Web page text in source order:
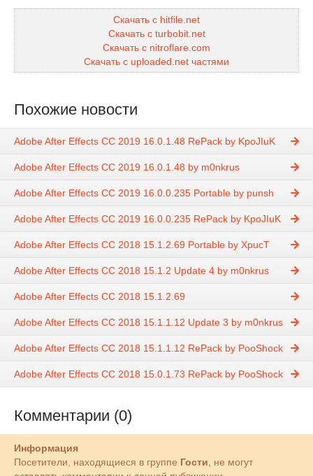
Скачать с hitfile.net
Скачать с turbobit.net
Скачать с nitroflare.com
Скачать с uploaded.net частями
Похожие новости
Adobe After Effects CC 2019 16.0.1.48 RePack by KpoJIuK
Adobe After Effects CC 2019 16.0.1.48 by m0nkrus
Adobe After Effects CC 2019 16.0.0.235 Portable by punsh
Adobe After Effects CC 2019 16.0.0.235 RePack by KpoJIuK
Adobe After Effects CC 2018 15.1.2.69 Portable by XpucT
Adobe After Effects CC 2018 15.1.2 Update 4 by m0nkrus
Adobe After Effects CC 2018 15.1.2.69
Adobe After Effects CC 2018 15.1.1.12 Update 3 by m0nkrus
Adobe After Effects CC 2018 15.1.1.12 RePack by PooShock
Adobe After Effects CC 2018 15.0.1.73 RePack by PooShock
Комментарии (0)
Информация
Посетители, находящиеся в группе Гости, не могут